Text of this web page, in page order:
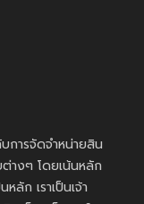
การจัดจำหน่ายสิน
างๆ โดยเน้นหลัก
ลัก เราเป็นเจ้า